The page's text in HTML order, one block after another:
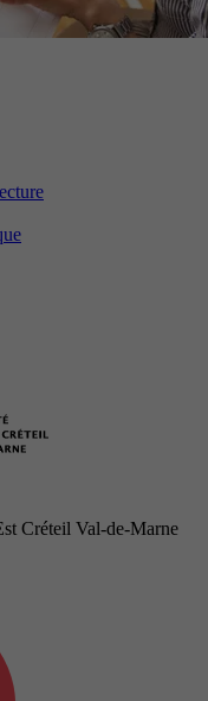
Créteil Val-de-Marne